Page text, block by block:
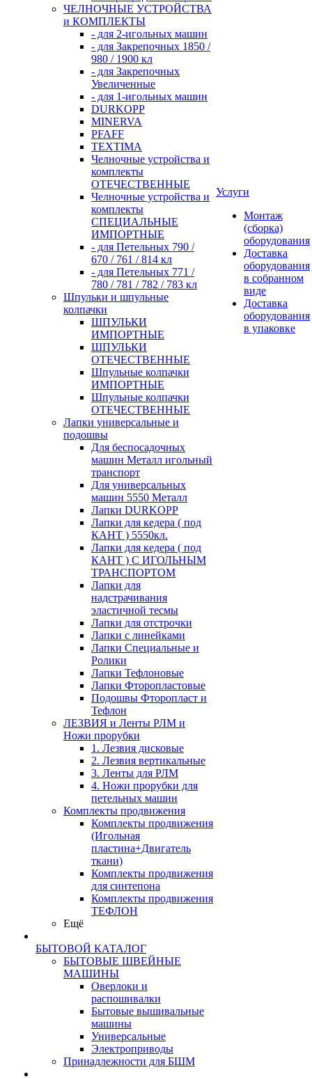
ЧЕЛНОЧНЫЕ УСТРОЙСТВА
и КОМПЛЕКТЫ
- для 2-игольных машин
- для Закрепочных 1850 /
980 / 1900 кл
- для Закрепочных
Увеличенные
- для 1-игольных машин
DURKOPP
MINERVA
PFAFF
TEXTIMA
Челночные устройства и
комплекты
ОТЕЧЕСТВЕННЫЕ
Челночные устройства и
комплекты
СПЕЦИАЛЬНЫЕ
ИМПОРТНЫЕ
- для Петельных 790 /
670 / 761 / 814 кл
- для Петельных 771 /
780 / 781 / 782 / 783 кл
Шпульки и шпульные
колпачки
ШПУЛЬКИ
ИМПОРТНЫЕ
ШПУЛЬКИ
ОТЕЧЕСТВЕННЫЕ
Шпульные колпачки
ИМПОРТНЫЕ
Шпульные колпачки
ОТЕЧЕСТВЕННЫЕ
Лапки универсальные и
подошвы
Для беспосадочных
машин Металл игольный
транспорт
Для универсальных
машин 5550 Металл
Лапки DURKOPP
Лапки для кедера ( под
КАНТ ) 5550кл.
Лапки для кедера ( под
КАНТ ) С ИГОЛЬНЫМ
ТРАНСПОРТОМ
Лапки для
надстрачивания
эластичной тесмы
Лапки для отстрочки
Лапки с линейками
Лапки Специальные и
Ролики
Лапки Тефлоновые
Лапки Фторопластовые
Подошвы Фторопласт и
Тефлон
ЛЕЗВИЯ и Ленты РЛМ и
Ножи прорубки
1. Лезвия дисковые
2. Лезвия вертикальные
3. Ленты для РЛМ
4. Ножи прорубки для
петельных машин
Комплекты продвижения
Комплекты продвижения
(Игольная
пластина+Двигатель
ткани)
Комплекты продвижения
для синтепона
Комплекты продвижения
ТЕФЛОН
Ещё
БЫТОВОЙ КАТАЛОГ
БЫТОВЫЕ ШВЕЙНЫЕ
МАШИНЫ
Оверлоки и
распошивалки
Бытовые вышивальные
машины
Универсальные
Электроприводы
Принадлежности для БШМ
Услуги
Монтаж
(сборка)
оборудования
Доставка
оборудования
в собранном
виде
Доставка
оборудования
в упаковке